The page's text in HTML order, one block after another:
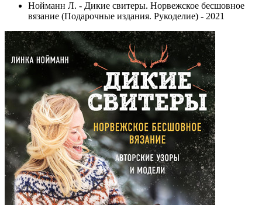
Нойманн Л. - Дикие свитеры. Норвежское бесшовное
вязание (Подарочные издания. Рукоделие) - 2021